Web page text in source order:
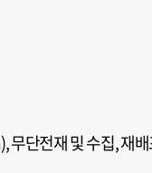
단전재 및 수집, 재